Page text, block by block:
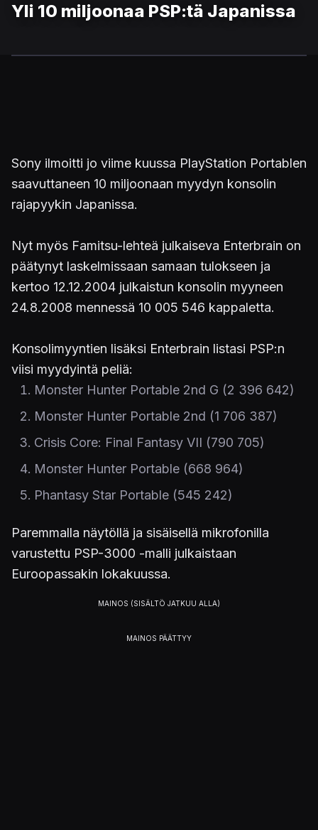
Yli 10 miljoonaa PSP:tä Japanissa
Sony ilmoitti jo viime kuussa PlayStation Portablen
saavuttaneen 10 miljoonaan myydyn konsolin
rajapyykin Japanissa.
Nyt myös Famitsu-lehteä julkaiseva Enterbrain on
päätynyt laskelmissaan samaan tulokseen ja
kertoo 12.12.2004 julkaistun konsolin myyneen
24.8.2008 mennessä 10 005 546 kappaletta.
Konsolimyyntien lisäksi Enterbrain listasi PSP:n
viisi myydyintä peliä:
Monster Hunter Portable 2nd G (2 396 642)
Monster Hunter Portable 2nd (1 706 387)
Crisis Core: Final Fantasy VII (790 705)
Monster Hunter Portable (668 964)
Phantasy Star Portable (545 242)
Paremmalla näytöllä ja sisäisellä mikrofonilla
varustettu PSP-3000 -malli julkaistaan
Euroopassakin lokakuussa.